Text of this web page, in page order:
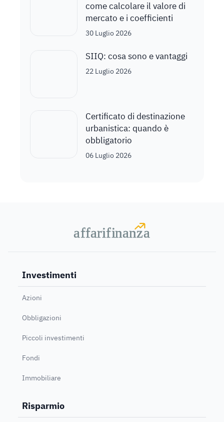
come calcolare il valore di
mercato e i coefficienti
30 Luglio 2026
SIIQ: cosa sono e vantaggi
22 Luglio 2026
Certificato di destinazione
urbanistica: quando è
obbligatorio
06 Luglio 2026
affarifinanza
affarifinanza
Investimenti
Azioni
Obbligazioni
Piccoli investimenti
Fondi
Immobiliare
Risparmio